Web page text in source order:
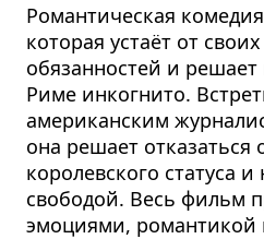
Романтическая
которая устаёт от
обязанностей и решает
Риме инкогнито.
американским
она решает отказаться
королевского статуса и
свободой. Весь фильм
эмоциями,